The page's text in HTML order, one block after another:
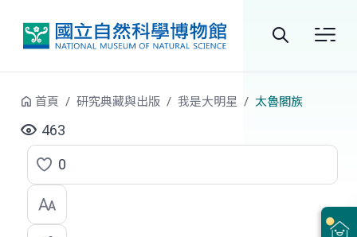
站
尋
首頁 研究典藏與出版 我是大明星 太魯閣族
463
點
選
0